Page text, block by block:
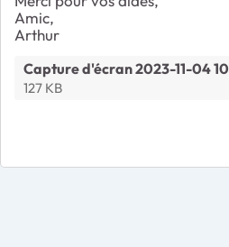
Amic,
Arthur
Capture d'écran 2023-11-04
127 KB